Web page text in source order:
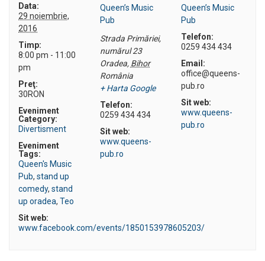
Data:
29 noiembrie,
2016
Timp:
8:00 pm - 11:00
pm
Preţ:
30RON
Eveniment
Category:
Divertisment
Eveniment
Tags:
Queen's Music
Pub, stand up
comedy, stand
up oradea, Teo
Sit web:
www.facebook.com/events/1850153978605203/
Queen’s Music
Pub
Strada Primăriei,
numărul 23
Oradea, Bihor
România
+ Harta Google
Telefon:
0259 434 434
Sit web:
www.queens-
pub.ro
Queen’s Music
Pub
Telefon:
0259 434 434
Email:
office@queens-
pub.ro
Sit web:
www.queens-
pub.ro